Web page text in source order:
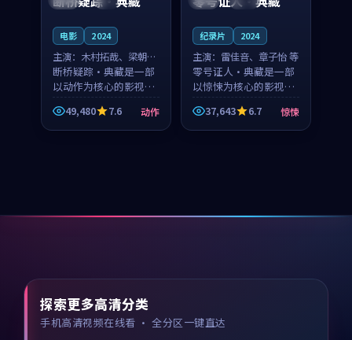
电影 2024
主演： 木村拓哉、梁朝伟
等
断桥疑踪·典藏是一部
以动作为核心的影视作
品，围绕危机、反转与
人物成长展开，整体节
奏紧凑，值得推荐观
49,480 7.6 动作
纪录片 2024
主演： 雷佳音、章子怡 等
零号证人·典藏是一部
以惊悚为核心的影视作
品，围绕危机、反转与
人物成长展开，整体节
奏紧凑，值得推荐观
37,643 6.7 惊悚
探索更多高清分类
手机高清视频在线看 · 全分区一键直达